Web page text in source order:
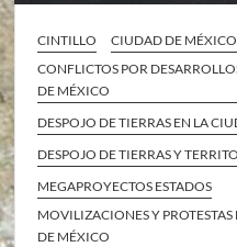
CINTILLO
CIUDAD DE MÉXICO
CONFLICTOS POR
DE MÉXICO
DESPOJO DE TIERRAS EN LA
DESPOJO DE TIERRAS Y
MEGAPROYECTOS ESTADOS
MOVILIZACIONES Y
DE MÉXICO